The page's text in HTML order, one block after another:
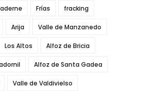
Frías fracking
Arija Valle de Manzanedo
Los Altos Alfoz de Bricia
Alfoz de Santa Gadea
Valle de Valdivielso